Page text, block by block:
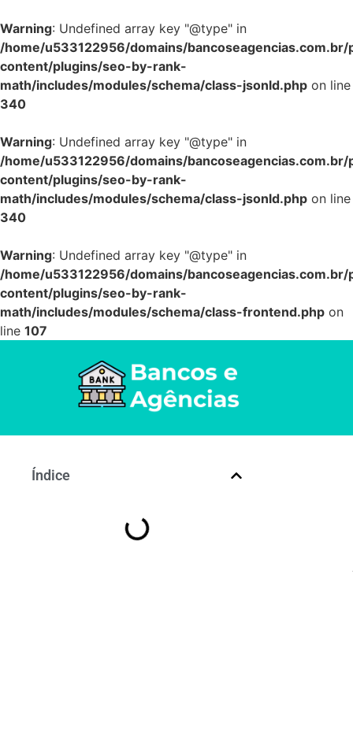
Warning: Undefined array key "@type" in
/home/u533122956/domains/
content/plugins/seo-by-rank-
math/includes/modules/schema/class-jsonld.php on line
340
Warning: Undefined array key "@type" in
/home/u533122956/domains/
content/plugins/seo-by-rank-
math/includes/modules/schema/class-jsonld.php on line
340
Warning: Undefined array key "@type" in
/home/u533122956/domains/
content/plugins/seo-by-rank-
math/includes/modules/schema/class-frontend.php on
line 107
Índice